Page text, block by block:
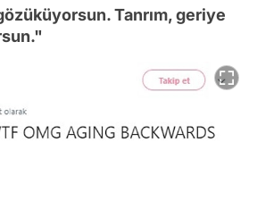
Tanrım, geriye